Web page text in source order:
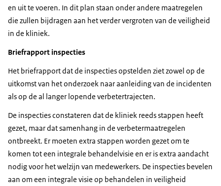
en uit te voeren. In dit plan staan onder andere maatregelen
die zullen bijdragen aan het verder vergroten van de veiligheid
in de kliniek.
Briefrapport inspecties
Het briefrapport dat de inspecties opstelden ziet zowel op de
uitkomst van het onderzoek naar aanleiding van de incidenten
als op de al langer lopende verbetertrajecten.
De inspecties constateren dat de kliniek reeds stappen heeft
gezet, maar dat samenhang in de verbetermaatregelen
ontbreekt. Er moeten extra stappen worden gezet om te
komen tot een integrale behandelvisie en er is extra aandacht
nodig voor het welzijn van medewerkers. De inspecties bevelen
aan om een integrale visie op behandelen in veiligheid